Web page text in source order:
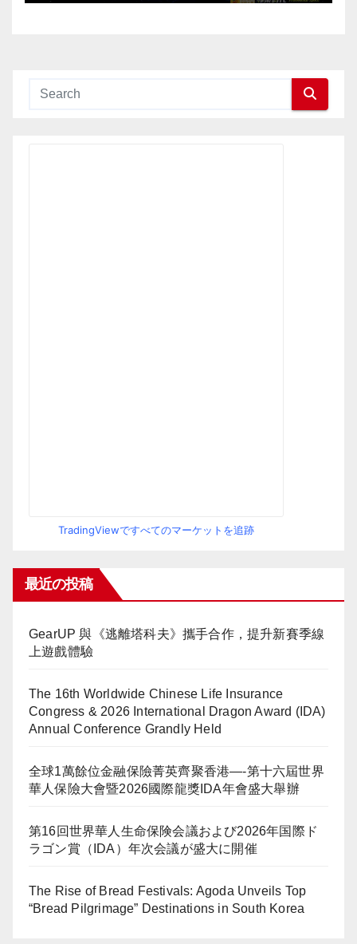
TradingViewですべてのマーケットを追跡
最近の投稿
GearUP 與《逃離塔科夫》攜手合作，提升新賽季線
上遊戲體驗
The 16th Worldwide Chinese Life Insurance
Congress & 2026 International Dragon Award (IDA)
Annual Conference Grandly Held
全球1萬餘位金融保險菁英齊聚香港—-第十六屆世界
華人保險大會暨2026國際龍獎IDA年會盛大舉辦
第16回世界華人生命保険会議および2026年国際ド
ラゴン賞（IDA）年次会議が盛大に開催
The Rise of Bread Festivals: Agoda Unveils Top
“Bread Pilgrimage” Destinations in South Korea